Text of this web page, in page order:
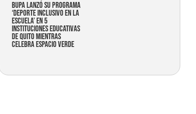
Bupa lanzó su programa
‘Deporte Inclusivo en la
Escuela’ en 5
instituciones educativas
de Quito mientras
celebra espacio verde